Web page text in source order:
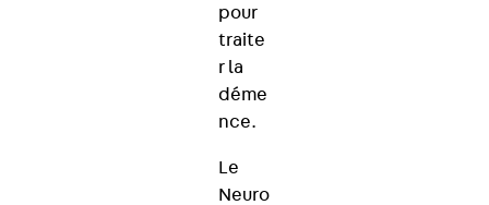
pour
traite
r la
déme
nce.
Le
Neuro